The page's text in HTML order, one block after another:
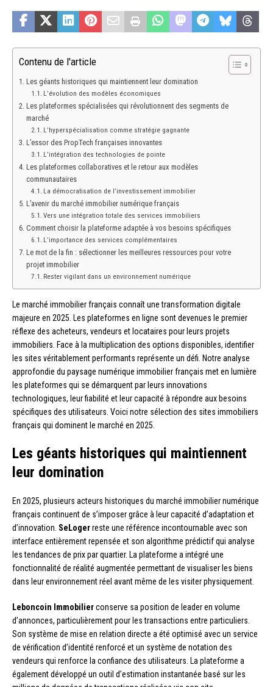
Contenu de l'article
Les géants historiques qui maintiennent leur domination
L’évolution des modèles économiques
Les plateformes spécialisées qui révolutionnent des segments de
marché
L’hyperspécialisation comme stratégie gagnante
L’essor des PropTech françaises innovantes
L’intégration des technologies de pointe
Les plateformes collaboratives et le retour aux modèles
communautaires
La démocratisation de l’investissement immobilier
L’avenir du marché immobilier numérique français
Vers une intégration totale des services immobiliers
Comment choisir la plateforme adaptée à vos besoins spécifiques
L’importance des services complémentaires
Le mot de la fin : sélectionner les meilleures ressources pour votre
projet immobilier
Rester vigilant dans un environnement numérique
Le marché immobilier français connaît une transformation digitale
majeure en 2025. Les plateformes en ligne sont devenues le premier
réflexe des acheteurs, vendeurs et locataires pour leurs projets
immobiliers. Face à la multiplication des options disponibles, identifier
les sites véritablement performants représente un défi. Notre analyse
approfondie du paysage numérique immobilier français met en lumière
les plateformes qui se démarquent par leurs innovations
technologiques, leur fiabilité et leur capacité à répondre aux besoins
spécifiques des utilisateurs. Voici notre sélection des sites immobiliers
français qui dominent le marché en 2025.
Les géants historiques qui maintiennent
leur domination
En 2025, plusieurs acteurs historiques du marché immobilier numérique
français continuent de s’imposer grâce à leur capacité d’adaptation et
d’innovation. SeLogerreste une référence incontournable avec son
interface entièrement repensée et son algorithme prédictif qui analyse
les tendances de prix par quartier. La plateforme a intégré une
fonctionnalité de réalité augmentée permettant de visualiser les biens
dans leur environnement réel avant même de les visiter physiquement.
Leboncoin Immobilierconserve sa position de leader en volume
d’annonces, particulièrement pour les transactions entre particuliers.
Son système de mise en relation directe a été optimisé avec un service
de vérification d’identité renforcé et un système de notation des
vendeurs qui renforce la confiance des utilisateurs. La plateforme a
également développé un outil d’estimation instantanée basé sur les